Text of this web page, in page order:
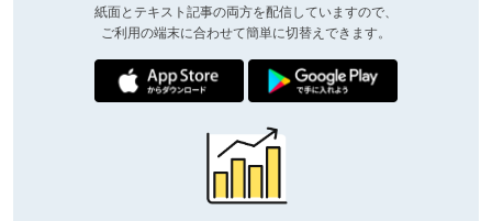
紙面とテキスト記事の両方を配信していますので、
ご利用の端末に合わせて簡単に切替えできます。